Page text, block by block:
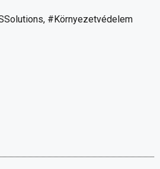
#Környezetvédelem